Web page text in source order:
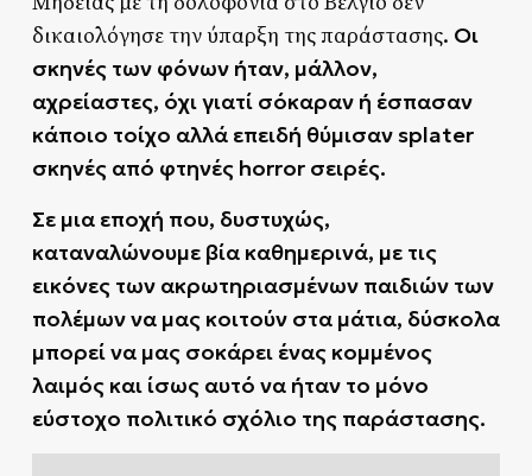
δικαιολόγησε την ύπαρξη της παράστασης. Οι
σκηνές των φόνων ήταν, μάλλον,
αχρείαστες, όχι γιατί σόκαραν ή έσπασαν
κάποιο τοίχο αλλά επειδή θύμισανsplater
σκηνές από φτηνές horror σειρές.
Σε μια εποχή που, δυστυχώς,
καταναλώνουμε βία καθημερινά, με τις
εικόνες των ακρωτηριασμένων παιδιών των
πολέμων να μας κοιτούν στα μάτια, δύσκολα
μπορεί να μας σοκάρει ένας κομμένος
λαιμός και ίσως αυτό να ήταν το μόνο
εύστοχο πολιτικό σχόλιο της παράστασης.